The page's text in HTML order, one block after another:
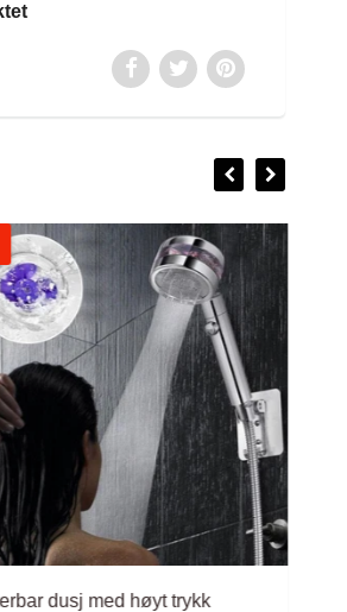
dusj med høyt trykk